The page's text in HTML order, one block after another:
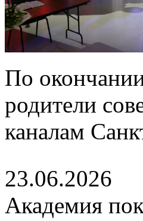
По
родители
каналам
23.06.2026
Академия